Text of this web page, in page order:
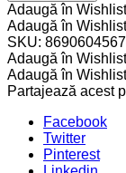
Adaugă în Wishlist
Adaugă în Wishlist
SKU:
Adaugă în Wishlist
Adaugă în Wishlist
Partajează acest
Facebook
Twitter
Pinterest